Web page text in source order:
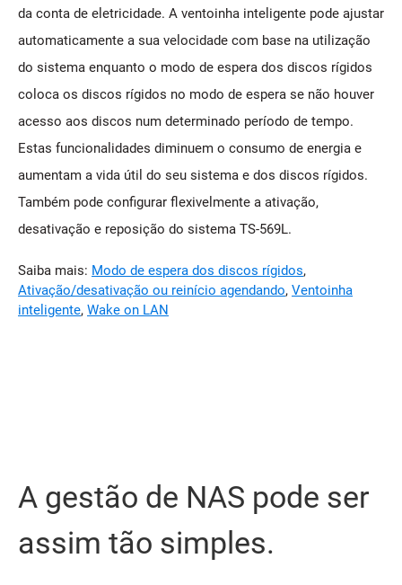
da conta de eletricidade. A ventoinha inteligente pode ajustar
automaticamente a sua velocidade com base na utilização
do sistema enquanto o modo de espera dos discos rígidos
coloca os discos rígidos no modo de espera se não houver
acesso aos discos num determinado período de tempo.
Estas funcionalidades diminuem o consumo de energia e
aumentam a vida útil do seu sistema e dos discos rígidos.
Também pode configurar flexivelmente a ativação,
desativação e reposição do sistema TS-569L.
Saiba mais: Modo de espera dos discos rígidos,
Ativação/desativação ou reinício agendando, Ventoinha
inteligente, Wake on LAN
A gestão de NAS pode ser
assim tão simples.